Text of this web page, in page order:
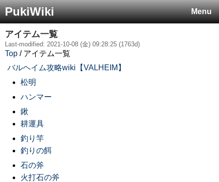
Menu
PukiWiki
アイテム一覧
Last-modified: 2021-10-08 (金) 09:28:25 (1763d)
Top / アイテム一覧
バルヘイム攻略wiki【VALHEIM】
松明
ハンマー
鍬
耕運具
釣り竿
釣りの餌
石の斧
火打石の斧